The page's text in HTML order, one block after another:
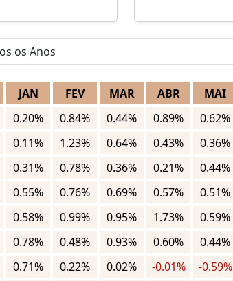
JAN FEV MAR ABR MAI
0.20% 0.84% 0.44% 0.89% 0.62%
0.11% 1.23% 0.64% 0.43% 0.36%
0.31% 0.78% 0.36% 0.21% 0.44%
0.55% 0.76% 0.69% 0.57% 0.51%
0.58% 0.99% 0.95% 1.73% 0.59%
0.78% 0.48% 0.93% 0.60% 0.44%
0.71% 0.22% 0.02% -0.01% -0.59%